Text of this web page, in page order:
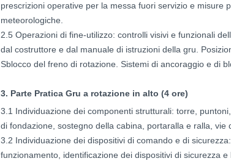
prescrizioni operative per la messa fuori servizio e misure
meteorologiche.
2.5 Operazioni di fine-utilizzo: controlli visivi e funzionali
dal costruttore e dal manuale di istruzioni della gru.
Sblocco del freno di rotazione. Sistemi di ancoraggio e di
3. Parte Pratica Gru a rotazione in alto (4 ore)
3.1 Individuazione dei componenti strutturali: torre,
di fondazione, sostegno della cabina, portaralla e ralla, vie
3.2 Individuazione dei dispositivi di comando e di
funzionamento, identificazione dei dispositivi di sicurezza e